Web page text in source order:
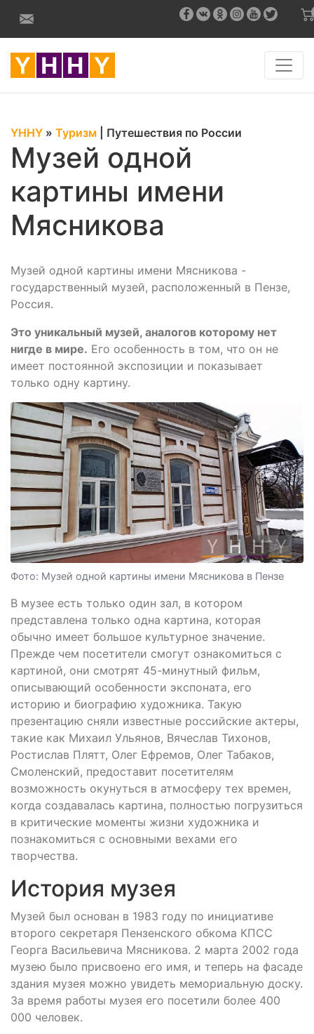
YHHY » Туризм Путешествия по России
Музей одной
картины имени
Мясникова
Музей одной картины имени Мясникова -
государственный музей, расположенный в Пензе,
Россия.
Это уникальный музей, аналогов которому нет
нигде в мире. Его особенность в том, что он не
имеет постоянной экспозиции и показывает
только одну картину.
Фото: Музей одной картины имени Мясникова в Пензе
В музее есть только один зал, в котором
представлена только одна картина, которая
обычно имеет большое культурное значение.
Прежде чем посетители смогут ознакомиться с
картиной, они смотрят 45-минутный фильм,
описывающий особенности экспоната, его
историю и биографию художника. Такую
презентацию сняли известные российские актеры,
такие как Михаил Ульянов, Вячеслав Тихонов,
Ростислав Плятт, Олег Ефремов, Олег Табаков,
Смоленский, предоставит посетителям
возможность окунуться в атмосферу тех времен,
когда создавалась картина, полностью погрузиться
в критические моменты жизни художника и
познакомиться с основными вехами его
творчества.
История музея
Музей был основан в 1983 году по инициативе
второго секретаря Пензенского обкома КПСС
Георга Васильевича Мясникова. 2 марта 2002 года
музею было присвоено его имя, и теперь на фасаде
здания музея можно увидеть мемориальную доску.
За время работы музея его посетили более 400
000 человек.